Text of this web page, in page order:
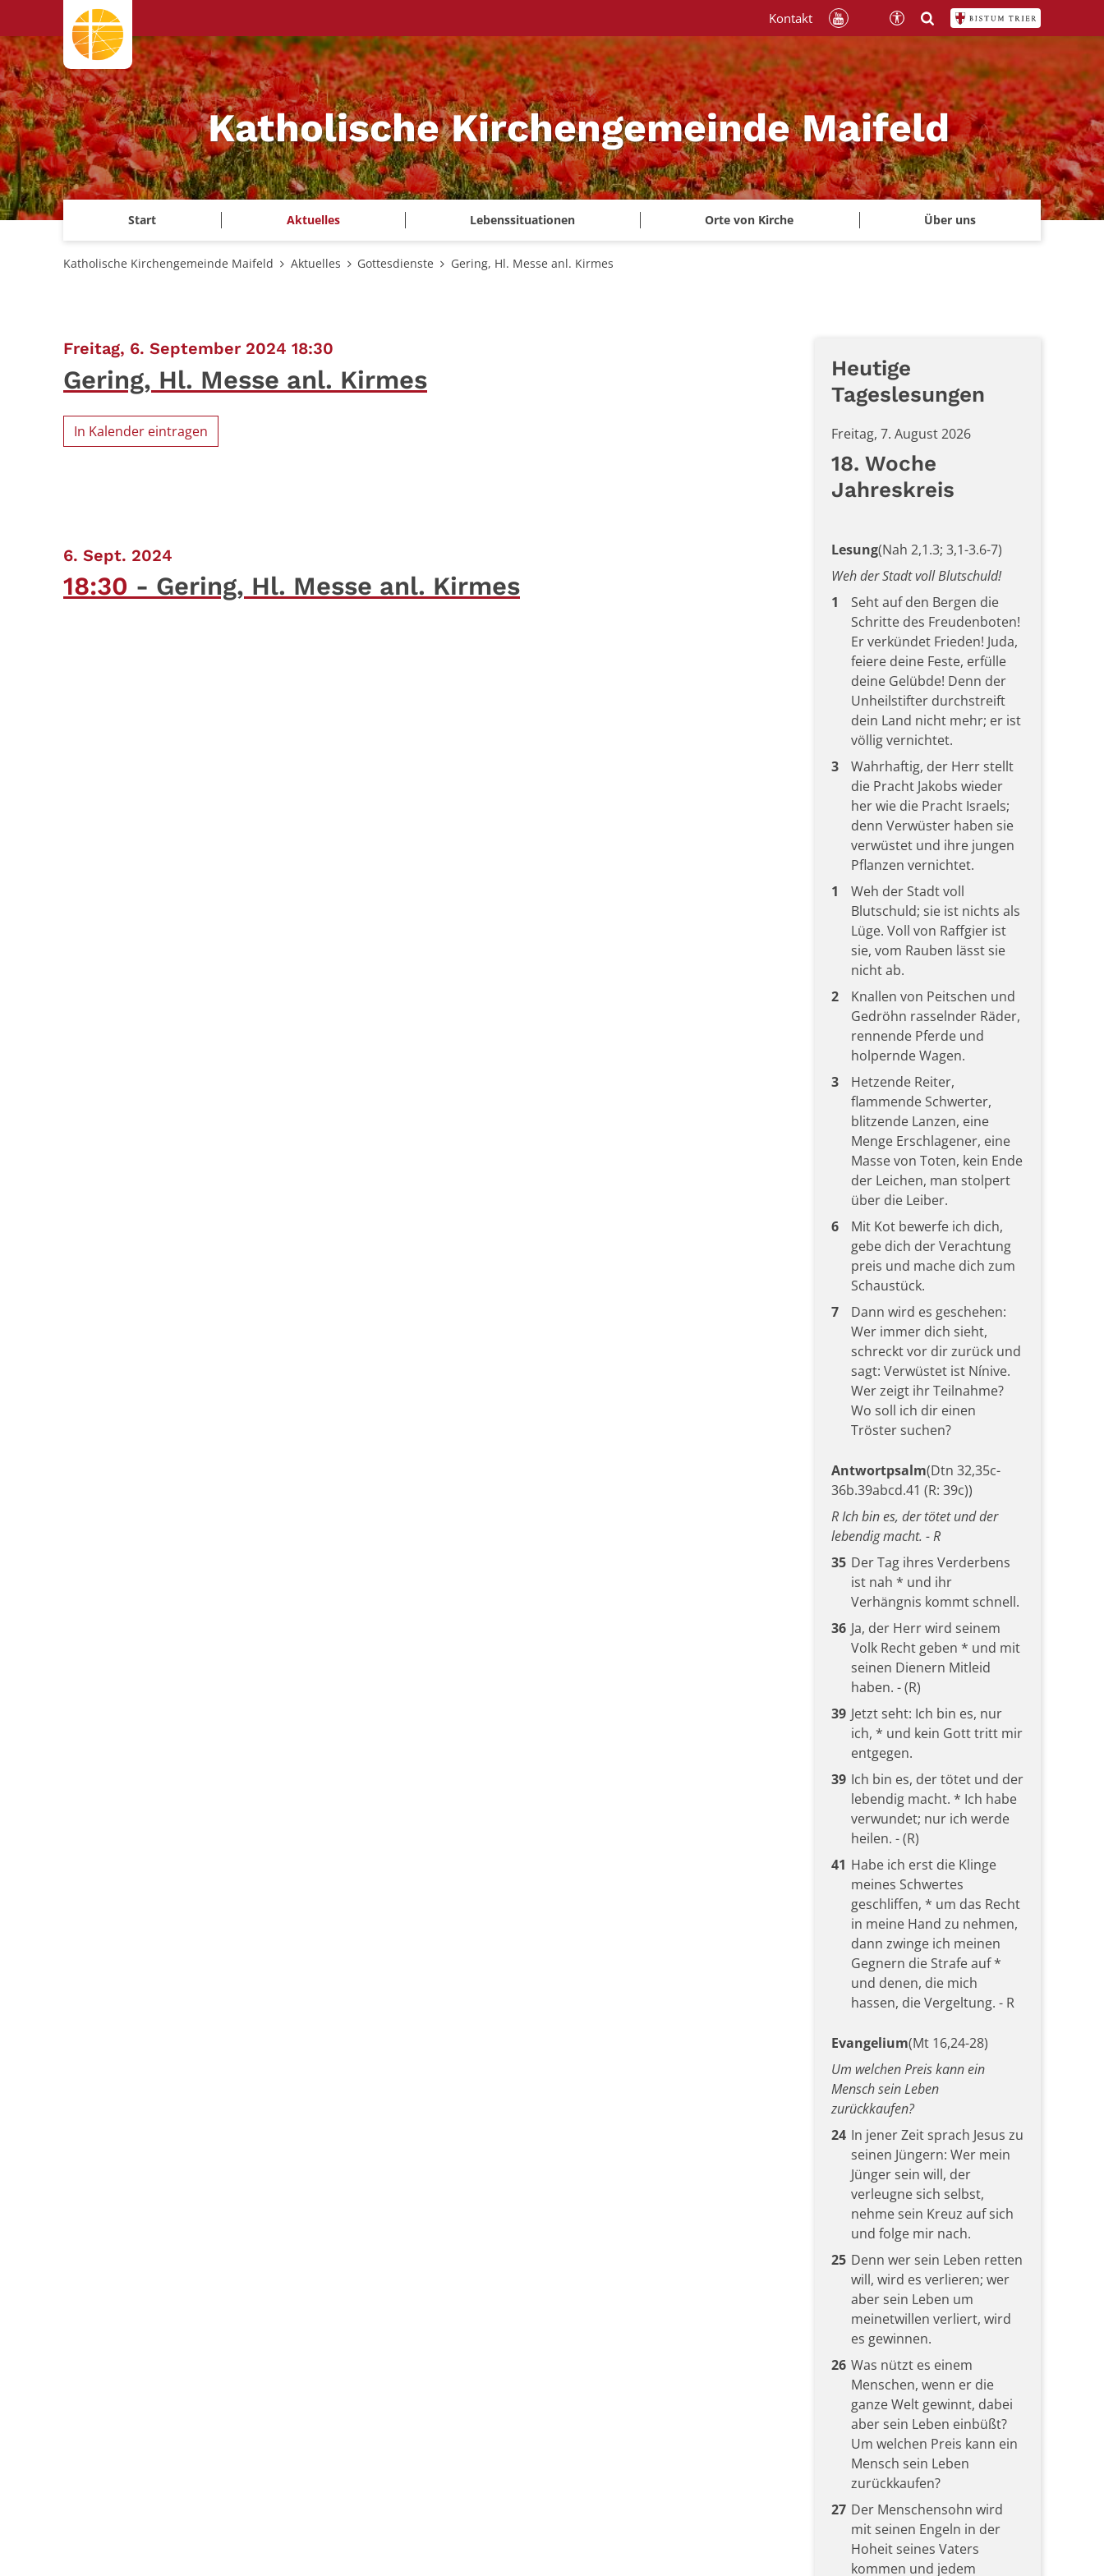
Zum Inhalt springen
Katholische Kirchengemeinde Maifeld
Start Aktuelles Lebenssituationen Orte von Kirche Über uns
Kontakt
Katholische Kirchengemeinde Maifeld Aktuelles Gottesdienste Gering, Hl. Messe anl. Kirmes
Freitag, 6. September 2024 18:30
Gering, Hl. Messe anl. Kirmes
In Kalender eintragen
6. Sept. 2024
18:30 Gering, Hl. Messe anl. Kirmes
Heutige
Tageslesungen
Freitag, 7. August 2026
18. Woche
Jahreskreis
Lesung(Nah 2,1.3; 3,1-3.6-7)
Weh der Stadt voll Blutschuld!
1
Seht auf den Bergen die
Schritte des Freudenboten!
Er verkündet Frieden! Juda,
feiere deine Feste, erfülle
deine Gelübde! Denn der
Unheilstifter durchstreift
dein Land nicht mehr; er ist
völlig vernichtet.
3
Wahrhaftig, der Herr stellt
die Pracht Jakobs wieder
her wie die Pracht Israels;
denn Verwüster haben sie
verwüstet und ihre jungen
Pflanzen vernichtet.
1
Weh der Stadt voll
Blutschuld; sie ist nichts als
Lüge. Voll von Raffgier ist
sie, vom Rauben lässt sie
nicht ab.
2
Knallen von Peitschen und
Gedröhn rasselnder Räder,
rennende Pferde und
holpernde Wagen.
3
Hetzende Reiter,
flammende Schwerter,
blitzende Lanzen, eine
Menge Erschlagener, eine
Masse von Toten, kein Ende
der Leichen, man stolpert
über die Leiber.
6
Mit Kot bewerfe ich dich,
gebe dich der Verachtung
preis und mache dich zum
Schaustück.
7
Dann wird es geschehen:
Wer immer dich sieht,
schreckt vor dir zurück und
sagt: Verwüstet ist Nínive.
Wer zeigt ihr Teilnahme?
Wo soll ich dir einen
Tröster suchen?
Antwortpsalm(Dtn 32,35c-
36b.39abcd.41 (R: 39c))
R Ich bin es, der tötet und der
lebendig macht. - R
35 Der Tag ihres Verderbens
ist nah * und ihr
Verhängnis kommt schnell.
36 Ja, der Herr wird seinem
Volk Recht geben * und mit
seinen Dienern Mitleid
haben. - (R)
39 Jetzt seht: Ich bin es, nur
ich, * und kein Gott tritt mir
entgegen.
39 Ich bin es, der tötet und der
lebendig macht. * Ich habe
verwundet; nur ich werde
heilen. - (R)
41 Habe ich erst die Klinge
meines Schwertes
geschliffen, * um das Recht
in meine Hand zu nehmen,
dann zwinge ich meinen
Gegnern die Strafe auf *
und denen, die mich
hassen, die Vergeltung. - R
Evangelium(Mt 16,24-28)
Um welchen Preis kann ein
Mensch sein Leben
zurückkaufen?
24 In jener Zeit sprach Jesus zu
seinen Jüngern: Wer mein
Jünger sein will, der
verleugne sich selbst,
nehme sein Kreuz auf sich
und folge mir nach.
25 Denn wer sein Leben retten
will, wird es verlieren; wer
aber sein Leben um
meinetwillen verliert, wird
es gewinnen.
26 Was nützt es einem
Menschen, wenn er die
ganze Welt gewinnt, dabei
aber sein Leben einbüßt?
Um welchen Preis kann ein
Mensch sein Leben
zurückkaufen?
27 Der Menschensohn wird
mit seinen Engeln in der
Hoheit seines Vaters
kommen und jedem